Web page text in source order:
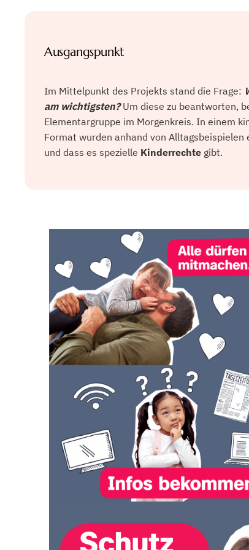
Ausgangspunkt
Im Mittelpunkt des Projekts stand die Frage:
am wichtigsten?Um diese zu beantworten,
Elementargruppe im Morgenkreis. In einem
Format wurden anhand von Alltagsbeispielen
und dass es spezielle Kinderrechte gibt.